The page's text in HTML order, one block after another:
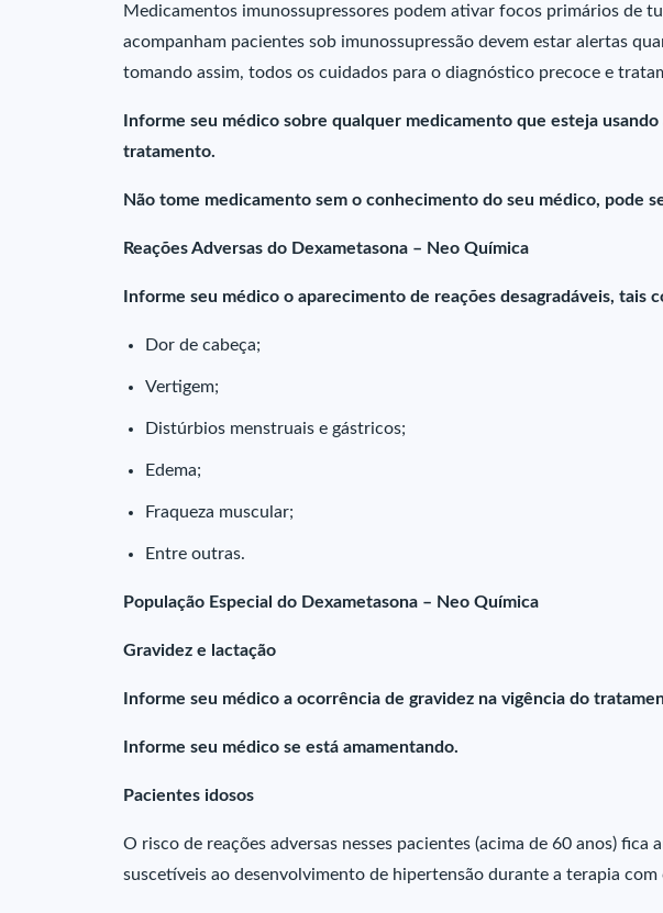
Medicamentos imunossupressores podem ativar focos primários de
acompanham pacientes sob imunossupressão devem estar alertas
tomando assim, todos os cuidados para o diagnóstico precoce e
Informe seu médico sobre qualquer medicamento que esteja
tratamento.
Não tome medicamento sem o conhecimento do seu médico, pode
Reações Adversas do Dexametasona – Neo Química
Informe seu médico o aparecimento de reações desagradáveis, tais
Dor de cabeça;
Vertigem;
Distúrbios menstruais e gástricos;
Edema;
Fraqueza muscular;
Entre outras.
População Especial do Dexametasona – Neo Química
Gravidez e lactação
Informe seu médico a ocorrência de gravidez na vigência do
Informe seu médico se está amamentando.
Pacientes idosos
O risco de reações adversas nesses pacientes (acima de 60 anos) fica
suscetíveis ao desenvolvimento de hipertensão durante a terapia